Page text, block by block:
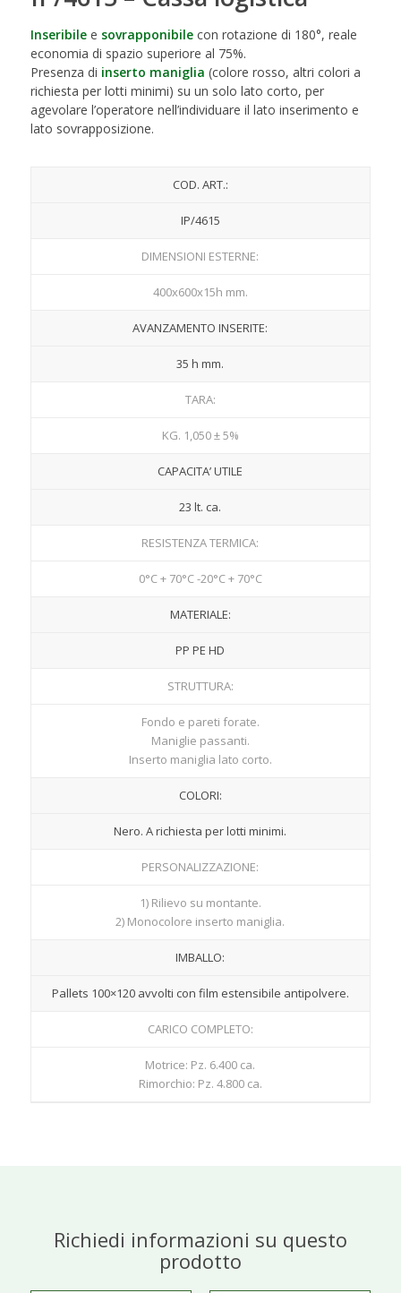
Inseribilee sovrapponibilecon rotazione di 180°, reale
economia di spazio superiore al 75%.
Presenza di inserto maniglia (colore rosso, altri colori a
richiesta per lotti minimi) su un solo lato corto, per
agevolare l’operatore nell’individuare il lato inserimento e
lato sovrapposizione.
COD. ART.:
IP/4615
DIMENSIONI ESTERNE:
400x600x15h mm.
AVANZAMENTO INSERITE:
35 h mm.
TARA:
KG. 1,050 ± 5%
CAPACITA’ UTILE
23 lt. ca.
RESISTENZA TERMICA:
0°C + 70°C -20°C + 70°C
MATERIALE:
PP PE HD
STRUTTURA:
Fondo e pareti forate.
Maniglie passanti.
Inserto maniglia lato corto.
COLORI:
Nero. A richiesta per lotti minimi.
PERSONALIZZAZIONE:
1) Rilievo su montante.
2) Monocolore inserto maniglia.
IMBALLO:
Pallets 100×120 avvolti con film estensibile antipolvere.
CARICO COMPLETO:
Motrice: Pz. 6.400 ca.
Rimorchio: Pz. 4.800 ca.
Richiedi informazioni su questo
prodotto